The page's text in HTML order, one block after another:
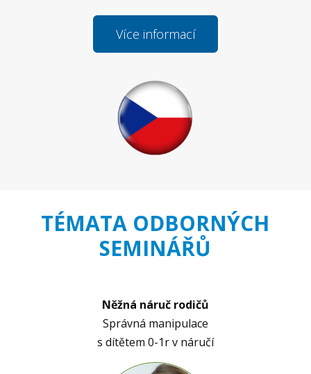
Více informací
TÉMATA ODBORNÝCH
SEMINÁŘŮ
Něžná náruč rodičů
Správná manipulace
s dítětem 0-1r v náručí